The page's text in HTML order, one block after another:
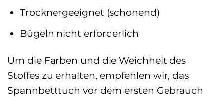
Trocknergeeignet (schonend)
Bügeln nicht erforderlich
Um die Farben und die Weichheit des
Stoffes zu erhalten, empfehlen wir, das
Spannbetttuch vor dem ersten Gebrauch